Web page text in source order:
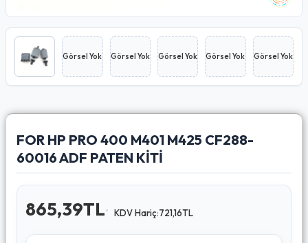
Görsel Yok Görsel Yok Görsel Yok Görsel Yok Görsel Yok
FOR HP PRO 400 M401 M425 CF288-
60016 ADF PATEN KİTİ
865,39TL KDV Hariç:721,16TL